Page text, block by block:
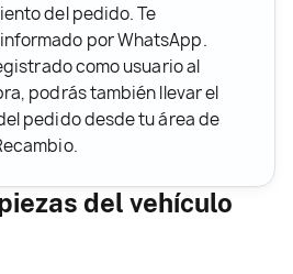
del pedido. Te
por WhatsApp.
como usuario al
podrás también llevar el
pedido desde tu área de
del vehículo